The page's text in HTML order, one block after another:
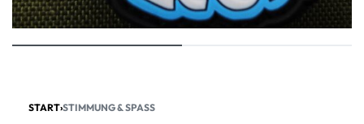
START›STIMMUNG & SPASS